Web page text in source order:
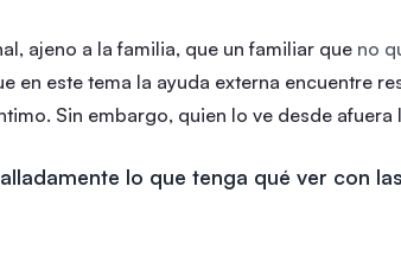
ajeno a la familia, que un familiar que no
en este tema la ayuda externa encuentre
Sin embargo, quien lo ve desde afuera
lo que tenga qué ver con